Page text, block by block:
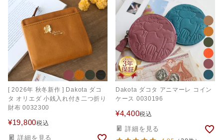
[ 2026年 秋冬新作 ] Dakota ダコ
タ オリエダ 小銭入れ付き二つ折り
財布 0032300
¥19,800税込
詳細を見る
Dakota ダコタ アニマーレ コイン
ケース 0030196
¥4,400税込
詳細を見る